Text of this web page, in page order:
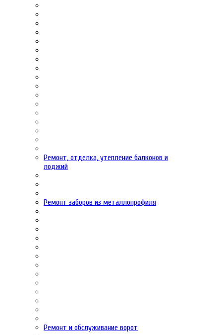
Ремонт, отделка, утепление балконов и
лоджий
Ремонт заборов из металлопрофиля
Ремонт и обслуживание ворот